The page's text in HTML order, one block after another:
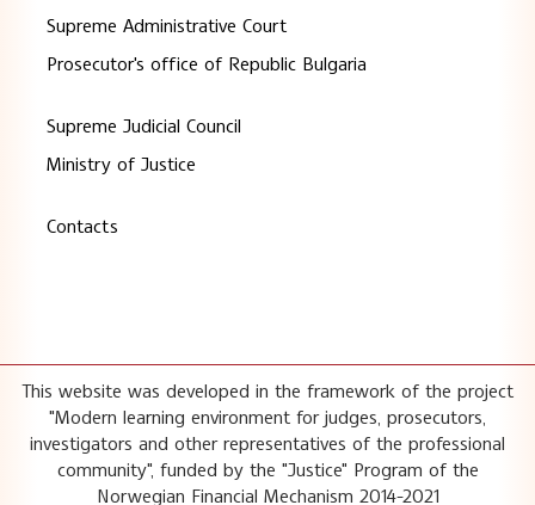
Supreme Administrative Court
Prosecutor's office of Republic Bulgaria
Supreme Judicial Council
Ministry of Justice
Contacts
This website was developed in the framework of the project
"Modern learning environment for judges, prosecutors,
investigators and other representatives of the professional
community", funded by the "Justice" Program of the
Norwegian Financial Mechanism 2014-2021